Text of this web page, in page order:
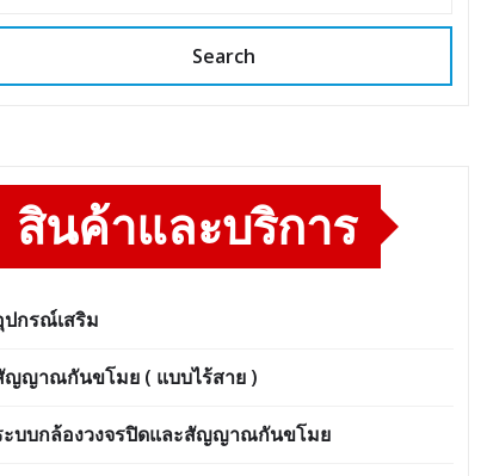
Search
สินค้าและบริการ
ปกรณ์เสริม
ญญาณกันขโมย ( แบบไร้สาย )
ะบบกล้องวงจรปิดและสัญญาณกันขโมย